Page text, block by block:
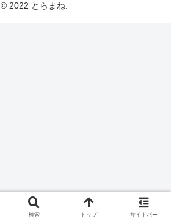
© 2022 とらまね.
検索 トップ サイドバー